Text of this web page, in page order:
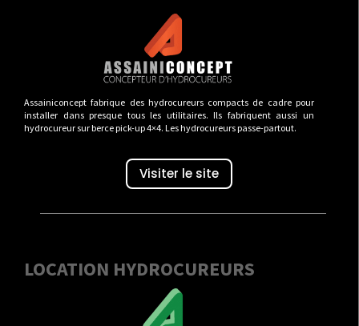
Assainiconcept fabrique des hydrocureurs compacts de cadre pour
installer dans presque tous les utilitaires. Ils fabriquent aussi un
hydrocureur sur berce pick-up 4×4. Les hydrocureurs passe-partout.
Visiter le site
LOCATION HYDROCUREURS